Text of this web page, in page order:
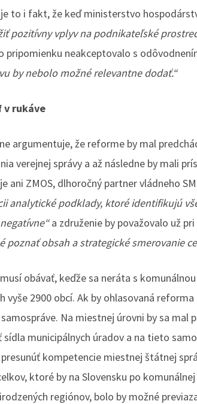
to i fakt, že keď ministerstvo
pozitívny vplyv na podnikateľské
neakceptovalo s
by nebolo možné relevantne dodať.“
v rukáve
argumentuje, že reforme by mal
verejnej správy a až následne by mali
ani ZMOS, dlhoročný partner vládneho
analytické podklady, ktoré identifikujú
a združenie by považovalo už
poznať obsah a strategické smerovanie
obávať, keďže sa neráta s
vyše 2900 obcí. Ak by ohlasovaná
Na miestnej úrovni by sa mal
municipálnych úradov a na tieto
kompetencie miestnej štátnej
ktoré by na Slovensku po
regiónov, bolo by možné